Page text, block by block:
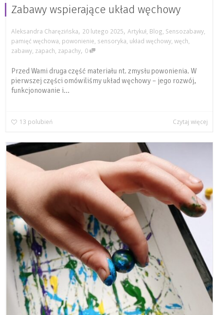
Zabawy wspierające układ węchowy
Aleksandra Charęzińska, 20 lutego 2025, Artykuł Blog Sensozabawy
pamięć węchowa powonienie sensoryka układ węchowy węch
zabawy zapach zapachy, 0
Przed Wami druga część materiału nt. zmysłu powonienia. W
pierwszej części omówiliśmy układ węchowy – jego rozwój,
funkcjonowanie i...
13 polubień Czytaj więcej